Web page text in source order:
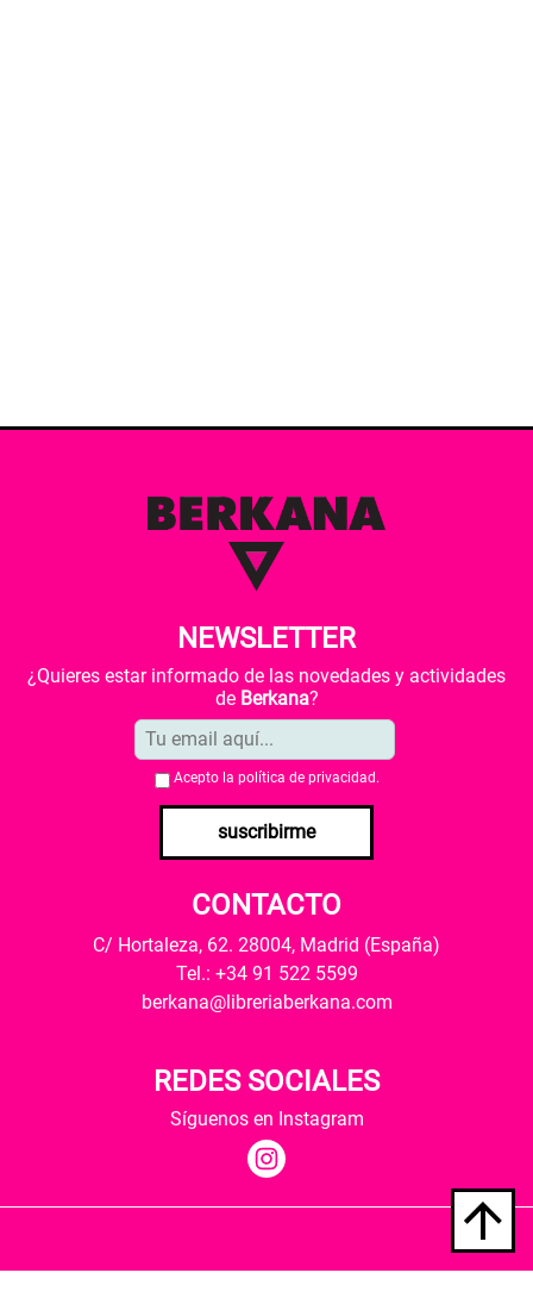
NEWSLETTER
¿Quieres estar informado de las novedades y actividades
de Berkana?
Acepto la política de privacidad .
suscribirme
CONTACTO
C/ Hortaleza, 62. 28004, Madrid (España)
Tel.: +34 91 522 5599
berkana@libreriaberkana.com
REDES SOCIALES
Síguenos en Instagram